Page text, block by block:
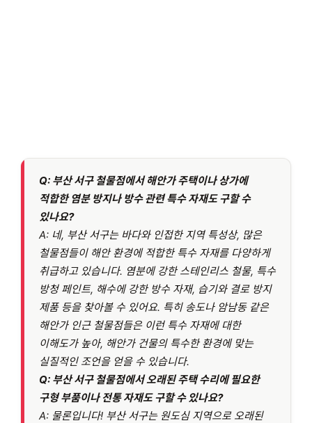
Q: 부산 서구 철물점에서 해안가 주택이나 상가에
적합한 염분 방지나 방수 관련 특수 자재도 구할 수
있나요?
A: 네, 부산 서구는 바다와 인접한 지역 특성상, 많은
철물점들이 해안 환경에 적합한 특수 자재를 다양하게
취급하고 있습니다. 염분에 강한 스테인리스 철물, 특수
방청 페인트, 해수에 강한 방수 자재, 습기와 결로 방지
제품 등을 찾아볼 수 있어요. 특히 송도나 암남동 같은
해안가 인근 철물점들은 이런 특수 자재에 대한
이해도가 높아, 해안가 건물의 특수한 환경에 맞는
실질적인 조언을 얻을 수 있습니다.
Q: 부산 서구 철물점에서 오래된 주택 수리에 필요한
구형 부품이나 전통 자재도 구할 수 있나요?
A: 물론입니다! 부산 서구는 원도심 지역으로 오래된